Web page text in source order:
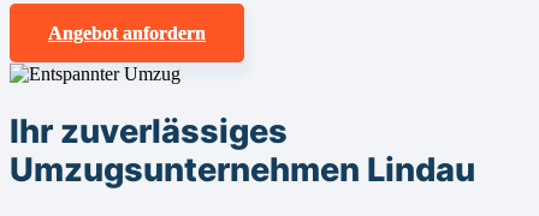
Angebot anfordern
Ihr zuverlässiges
Umzugsunternehmen Lindau